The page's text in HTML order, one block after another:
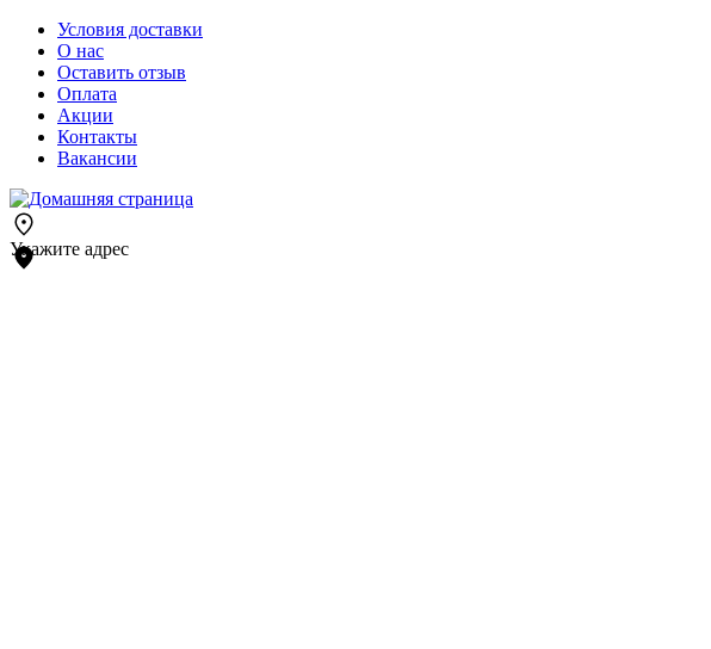
Условия доставки
О нас
Оставить отзыв
Оплата
Акции
Контакты
Вакансии
Укажите адрес